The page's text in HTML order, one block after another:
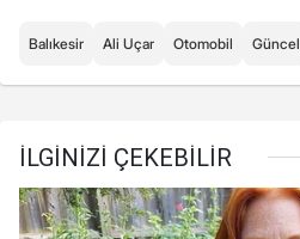
Balıkesir Ali Uçar Otomobil Güncel